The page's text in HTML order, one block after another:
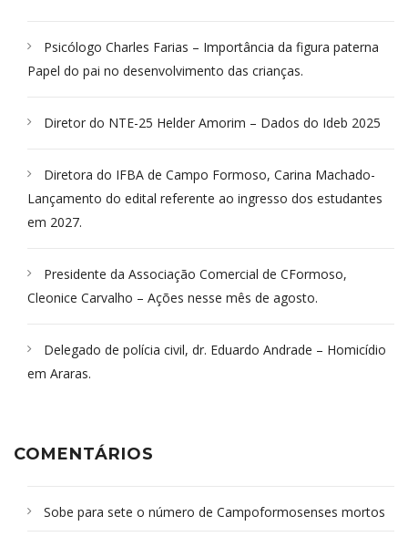
Psicólogo Charles Farias – Importância da figura paterna
Papel do pai no desenvolvimento das crianças.
Diretor do NTE-25 Helder Amorim – Dados do Ideb 2025
Diretora do IFBA de Campo Formoso, Carina Machado-
Lançamento do edital referente ao ingresso dos estudantes
em 2027.
Presidente da Associação Comercial de CFormoso,
Cleonice Carvalho – Ações nesse mês de agosto.
Delegado de polícia civil, dr. Eduardo Andrade – Homicídio
em Araras.
COMENTÁRIOS
Sobe para sete o número de Campoformosenses mortos